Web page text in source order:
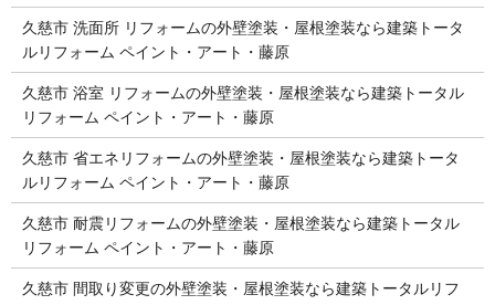
久慈市 洗面所 リフォームの外壁塗装・屋根塗装なら建築トータ
ルリフォーム ペイント・アート・藤原
久慈市 浴室 リフォームの外壁塗装・屋根塗装なら建築トータル
リフォーム ペイント・アート・藤原
久慈市 省エネリフォームの外壁塗装・屋根塗装なら建築トータ
ルリフォーム ペイント・アート・藤原
久慈市 耐震リフォームの外壁塗装・屋根塗装なら建築トータル
リフォーム ペイント・アート・藤原
久慈市 間取り変更の外壁塗装・屋根塗装なら建築トータルリフ